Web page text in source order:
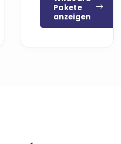
Pakete
anzeigen